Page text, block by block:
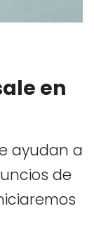
en
ayudan a
de